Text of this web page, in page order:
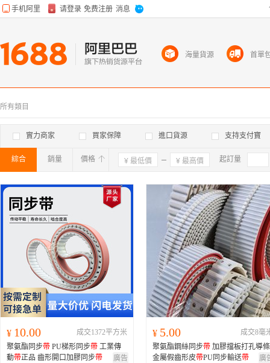
所有類目
實力商家 買家保障 進口貨源 支持支付寶
綜合 銷量 價格 確定 起訂量
¥ 10.00
成交1372平方米
聚氨酯同步帶 PU梯形同步帶 工業傳
動帶正品 齒形開口加膠同步帶
廣告
¥ 5.00
成交8毫
聚氨酯鋼絲同步帶 加膠擋板打孔導條
金屬假齒形皮帶PU同步輸送帶
廣
海量貨源 首單